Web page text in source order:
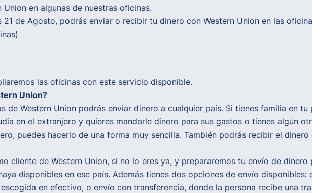
en algunas de nuestras oficinas.
21 de Agosto, podrás enviar o recibir tu dinero con Western Union en las
las oficinas con este servicio disponible.
Union?
de Western Union podrás enviar dinero a cualquier país. Si tienes familia en
en el extranjero y quieres mandarle dinero para sus gastos o tienes algún
puedes hacerlo de una forma muy sencilla. También podrás recibir el
cliente de Western Union, si no lo eres ya, y prepararemos tu envío de
disponibles en ese país. Además tienes dos opciones de envío
en efectivo, o envío con transferencia, donde la persona recibe una